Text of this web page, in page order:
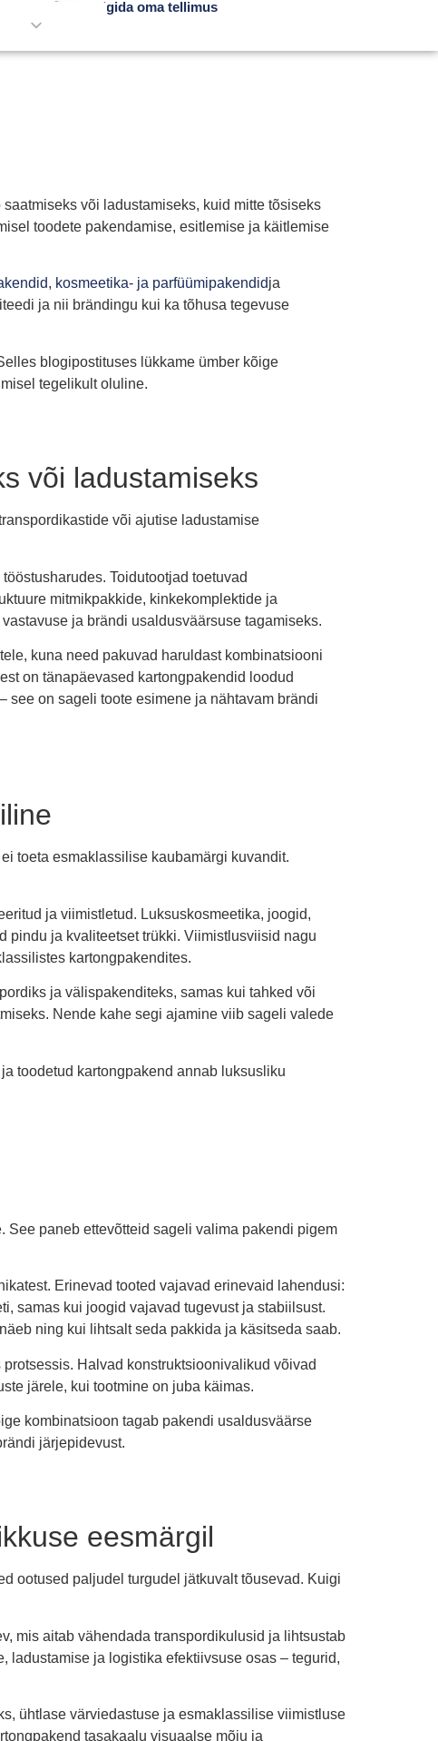
Jälgida oma tellimus
või ladustamiseks, kuid mitte tõsiseks
toodete pakendamise, esitlemise ja käitlemise
, kosmeetika- ja parfüümipakendidja
ja nii brändingu kui ka tõhusa tegevuse
blogipostituses lükkame ümber kõige
tegelikult oluline.
või ladustamiseks
või ajutise ladustamise
Toidutootjad toetuvad
mitmikpakkide, kinkekomplektide ja
ja brändi usaldusväärsuse tagamiseks.
kuna need pakuvad haruldast kombinatsiooni
on tänapäevased kartongpakendid loodud
see on sageli toote esimene ja nähtavam brändi
toeta esmaklassilise kaubamärgi kuvandit.
ja viimistletud. Luksuskosmeetika, joogid,
pindu ja kvaliteetset trükki. Viimistlusviisid nagu
kartongpakendites.
ja välispakenditeks, samas kui tahked või
Nende kahe segi ajamine viib sageli valede
toodetud kartongpakend annab luksusliku
See paneb ettevõtteid sageli valima pakendi pigem
Erinevad tooted vajavad erinevaid lahendusi:
samas kui joogid vajavad tugevust ja stabiilsust.
ning kui lihtsalt seda pakkida ja käsitseda saab.
Halvad konstruktsioonivalikud võivad
järele, kui tootmine on juba käimas.
kombinatsioon tagab pakendi usaldusväärse
järjepidevust.
eesmärgil
ootused paljudel turgudel jätkuvalt tõusevad. Kuigi
mis aitab vähendada transpordikulusid ja lihtsustab
ladustamise ja logistika efektiivsuse osas – tegurid,
ühtlase värviedastuse ja esmaklassilise viimistluse
tasakaalu visuaalse mõju ja